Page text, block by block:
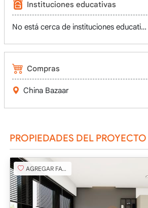
Instituciones educativas
No está cerca de instituciones educativas
Compras
China Bazaar
PROPIEDADES DEL PROYECTO
AGREGAR FAVORITO